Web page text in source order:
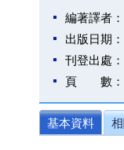
編著譯者：
出版日期：
刊登出處：
頁 數：
基本資料